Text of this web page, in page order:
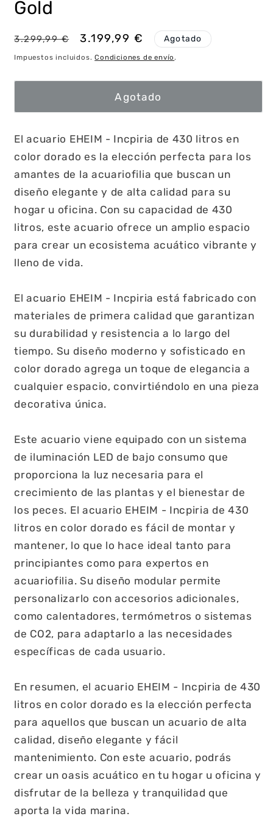
Gold
Precio
habitual
3.299,99 €
Precio
de
3.199,99 € Agotado
Impuestos incluidos.Condiciones de envío.
Agotado
El acuario EHEIM - Incpiria de 430 litros en
color dorado es la elección perfecta para los
amantes de la acuariofilia que buscan un
diseño elegante y de alta calidad para su
hogar u oficina. Con su capacidad de 430
litros, este acuario ofrece un amplio espacio
para crear un ecosistema acuático vibrante y
lleno de vida.
El acuario EHEIM - Incpiria está fabricado con
materiales de primera calidad que garantizan
su durabilidad y resistencia a lo largo del
tiempo. Su diseño moderno y sofisticado en
color dorado agrega un toque de elegancia a
cualquier espacio, convirtiéndolo en una pieza
decorativa única.
Este acuario viene equipado con un sistema
de iluminación LED de bajo consumo que
proporciona la luz necesaria para el
crecimiento de las plantas y el bienestar de
los peces. El acuario EHEIM - Incpiria de 430
litros en color dorado es fácil de montar y
mantener, lo que lo hace ideal tanto para
principiantes como para expertos en
acuariofilia. Su diseño modular permite
personalizarlo con accesorios adicionales,
como calentadores, termómetros o sistemas
de CO2, para adaptarlo a las necesidades
específicas de cada usuario.
En resumen, el acuario EHEIM - Incpiria de 430
litros en color dorado es la elección perfecta
para aquellos que buscan un acuario de alta
calidad, diseño elegante y fácil
mantenimiento. Con este acuario, podrás
crear un oasis acuático en tu hogar u oficina y
disfrutar de la belleza y tranquilidad que
aporta la vida marina.